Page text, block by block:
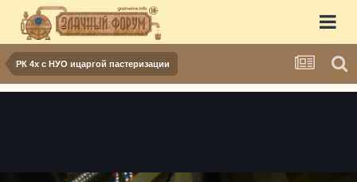
РК 4х с НУО ицаргой пастеризации